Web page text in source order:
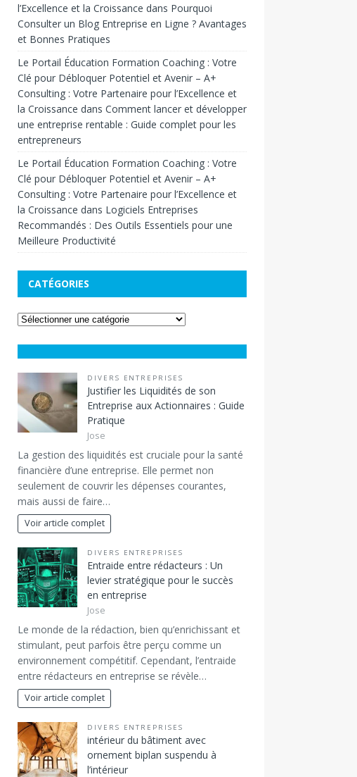
l’Excellence et la Croissance dans Pourquoi
Consulter un Blog Entreprise en Ligne ? Avantages
et Bonnes Pratiques
Le Portail Éducation Formation Coaching : Votre
Clé pour Débloquer Potentiel et Avenir – A+
Consulting : Votre Partenaire pour l’Excellence et
la Croissance dans Comment lancer et développer
une entreprise rentable : Guide complet pour les
entrepreneurs
Le Portail Éducation Formation Coaching : Votre
Clé pour Débloquer Potentiel et Avenir – A+
Consulting : Votre Partenaire pour l’Excellence et
la Croissance dans Logiciels Entreprises
Recommandés : Des Outils Essentiels pour une
Meilleure Productivité
CATÉGORIES
DIVERS ENTREPRISES
Justifier les Liquidités de son
Entreprise aux Actionnaires : Guide
Pratique
Jose
La gestion des liquidités est cruciale pour la santé
financière d’une entreprise. Elle permet non
seulement de couvrir les dépenses courantes,
mais aussi de faire…
Voir article complet
DIVERS ENTREPRISES
Entraide entre rédacteurs : Un
levier stratégique pour le succès
en entreprise
Jose
Le monde de la rédaction, bien qu’enrichissant et
stimulant, peut parfois être perçu comme un
environnement compétitif. Cependant, l’entraide
entre rédacteurs en entreprise se révèle…
Voir article complet
DIVERS ENTREPRISES
intérieur du bâtiment avec
ornement biplan suspendu à
l’intérieur